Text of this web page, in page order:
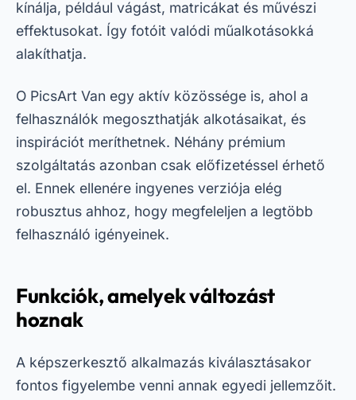
kínálja, például vágást, matricákat és művészi
effektusokat. Így fotóit valódi műalkotásokká
alakíthatja.
O PicsArt Van egy aktív közössége is, ahol a
felhasználók megoszthatják alkotásaikat, és
inspirációt meríthetnek. Néhány prémium
szolgáltatás azonban csak előfizetéssel érhető
el. Ennek ellenére ingyenes verziója elég
robusztus ahhoz, hogy megfeleljen a legtöbb
felhasználó igényeinek.
Funkciók, amelyek változást
hoznak
A képszerkesztő alkalmazás kiválasztásakor
fontos figyelembe venni annak egyedi jellemzőit.